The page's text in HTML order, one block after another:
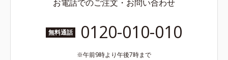
お電話でのご注文・お問い合わせ
無料通話 0120-010-010
午前9時より午後7時まで